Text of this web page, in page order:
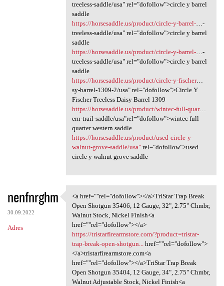
treeless-saddle/usa" rel="dofollow">circle y barrel
saddle
https://horsesaddle.us/product/circle-y-barrel-…-
treeless-saddle/usa" rel="dofollow">circle y barrel
saddle
https://horsesaddle.us/product/circle-y-barrel-…-
treeless-saddle/usa" rel="dofollow">circle y barrel
saddle
https://horsesaddle.us/product/circle-y-fischer…
sy-barrel-1309-2/usa" rel="dofollow">Circle Y
Fischer Treeless Daisy Barrel 1309
https://horsesaddle.us/product/wintec-full-quar…
ern-trail-saddle/usa"rel="dofollow">wintec full
quarter western saddle
https://horsesaddle.us/product/used-circle-y-
walnut-grove-saddle/usa"rel="dofollow">used
circle y walnut grove saddle
nenfnrghm
30.09.2022
Adres
<a href=""rel="dofollow"></a
<a href=""rel="dofollow"></a>TriStar Trap Break
Open Shotgun 35406, 12 Gauge, 32", 2.75" Chmbr,
Walnut Stock, Nickel Finish<a
href=""rel="dofollow"></a>
https://tristarfirearmstore.com/?product=tristar-
trap-break-open-shotgun...
href=""rel="dofollow">
</a>tristarfirearmstore.com<a
href=""rel="dofollow"></a>TriStar Trap Break
Open Shotgun 35404, 12 Gauge, 34", 2.75" Chmbr,
Walnut Adjustable Stock, Nickel Finish<a